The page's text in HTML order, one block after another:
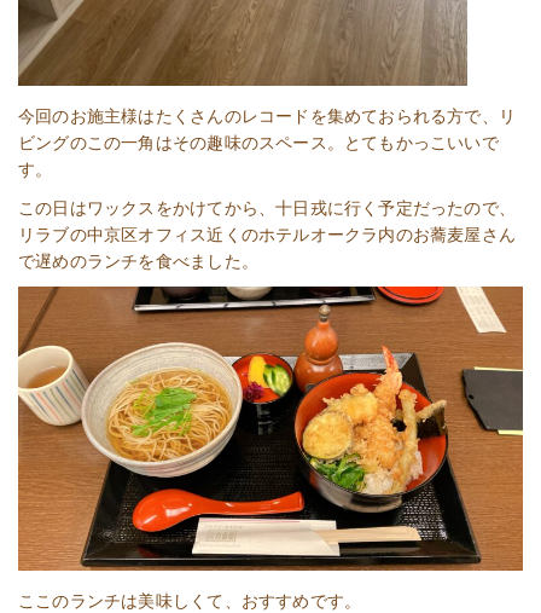
今回のお施主様はたくさんのレコードを集めておられる方で、リ
ビングのこの一角はその趣味のスペース。とてもかっこいいで
す。
この日はワックスをかけてから、十日戎に行く予定だったので、
リラブの中京区オフィス近くのホテルオークラ内のお蕎麦屋さん
で遅めのランチを食べました。
ここのランチは美味しくて、おすすめです。